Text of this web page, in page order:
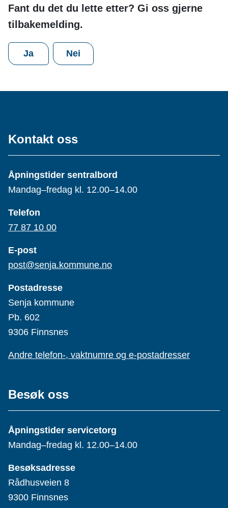
Fant du det du lette etter? Gi oss gjerne
tilbakemelding.
Ja Nei
Kontakt oss
Åpningstider sentralbord
Mandag–fredag kl. 12.00–14.00
Telefon
77 87 10 00
E-post
post@senja.kommune.no
Postadresse
Senja kommune
Pb. 602
9306 Finnsnes
Andre telefon-, vaktnumre og e-postadresser
Besøk oss
Åpningstider servicetorg
Mandag–fredag kl. 12.00–14.00
Besøksadresse
Rådhusveien 8
9300 Finnsnes